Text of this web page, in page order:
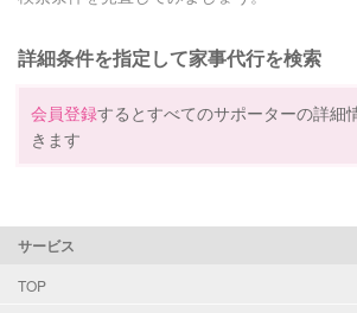
詳細条件を指定して家事代行を検索
会員登録するとすべてのサポーターの詳細
きます
サービス
TOP